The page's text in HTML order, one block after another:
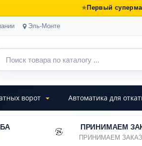
Первый
Эль-Монте
ворот Автоматика для
ПРИНИМАЕМ
ПРИНИМАЕМ